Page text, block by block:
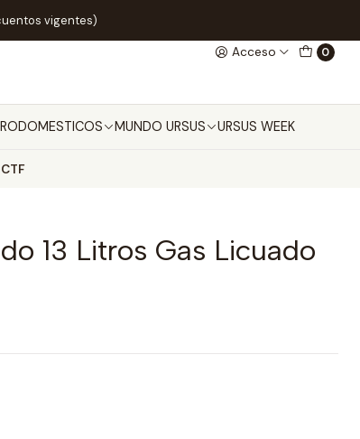
Acceso 0
MUNDO URSUS URSUS WEEK
vigentes)
13 Litros Gas Licuado